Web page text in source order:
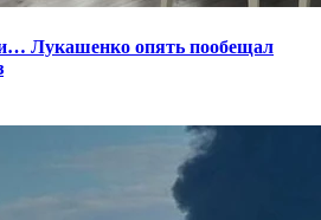
Лукашенко опять пообещал